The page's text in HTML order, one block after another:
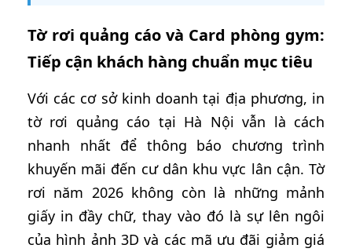
Tờ rơi quảng cáo và Card phòng gym:
Tiếp cận khách hàng chuẩn mục tiêu
Với các cơ sở kinh doanh tại địa phương, in
tờ rơi quảng cáo tại Hà Nội vẫn là cách
nhanh nhất để thông báo chương trình
khuyến mãi đến cư dân khu vực lân cận. Tờ
rơi năm 2026 không còn là những mảnh
giấy in đầy chữ, thay vào đó là sự lên ngôi
của hình ảnh 3D và các mã ưu đãi giảm giá